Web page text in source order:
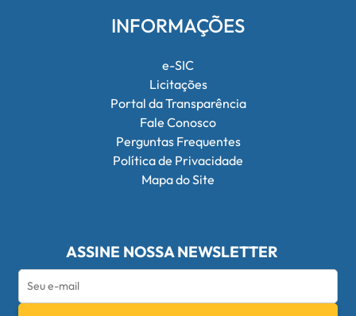
INFORMAÇÕES
e-SIC
Licitações
Portal da Transparência
Fale Conosco
Perguntas Frequentes
Política de Privacidade
Mapa do Site
ASSINE NOSSA NEWSLETTER